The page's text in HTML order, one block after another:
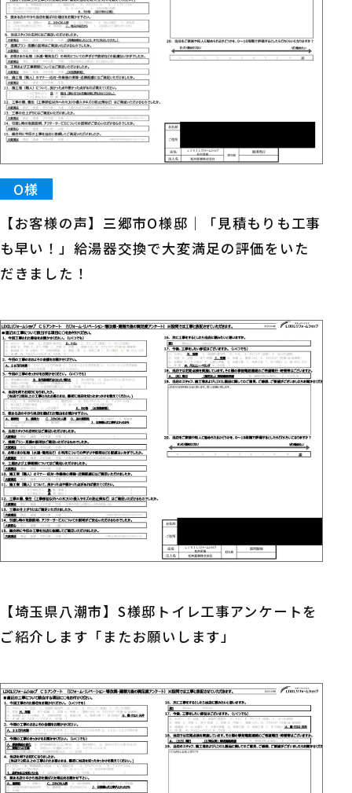
O様
【お客様の声】三郷市O様邸｜「見積もりも工事
も早い！」給湯器交換で大変満足の評価をいた
だきました！
【埼玉県八潮市】S様邸トイレ工事アンケートを
ご紹介します「またお願いします」